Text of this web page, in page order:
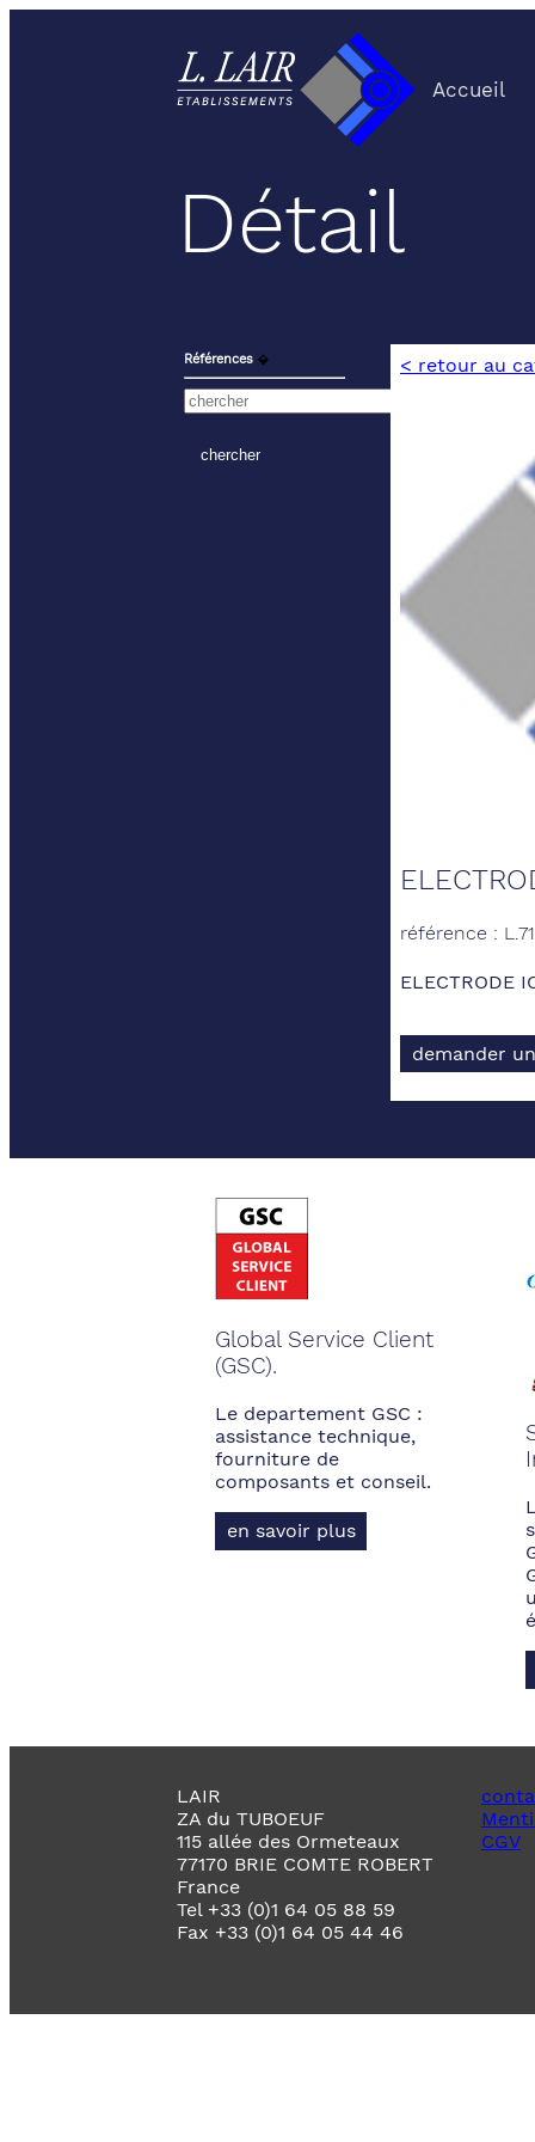
Accueil
Détail
Références ⬙ < retour au
référence :
ELECTRODE
demander
Global Service Client
(GSC).
Le departement GSC :
assistance technique,
fourniture de
composants et conseil.
en savoir plus
LAIR
ZA du TUBOEUF
115 allée des Ormeteaux
77170 BRIE COMTE ROBERT
France
Tel +33 (0)1 64 05 88 59
Fax +33 (0)1 64 05 44 46
CGV